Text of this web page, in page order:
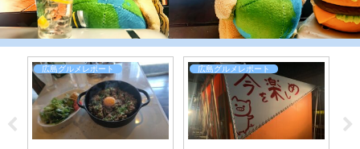
広島グルメレポート 広島グルメレポート